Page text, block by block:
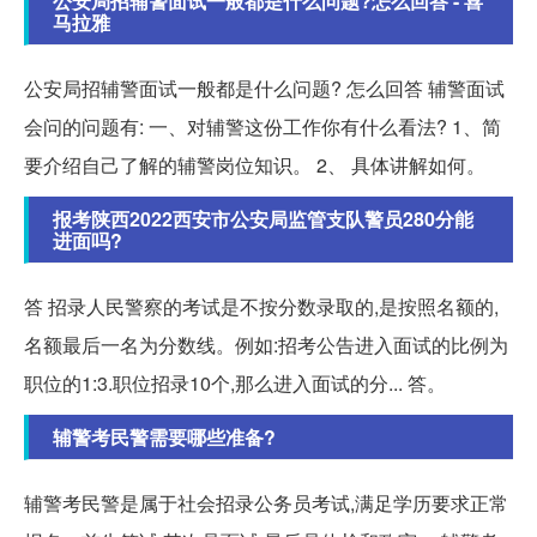
马拉雅
公安局招辅警面试一般都是什么问题? 怎么回答 辅警面试
会问的问题有: 一、对辅警这份工作你有什么看法? 1、简
要介绍自己了解的辅警岗位知识。 2、 具体讲解如何。
报考陕西2022西安市公安局监管支队警员280分能
进面吗?
答 招录人民警察的考试是不按分数录取的,是按照名额的,
名额最后一名为分数线。例如:招考公告进入面试的比例为
职位的1:3.职位招录10个,那么进入面试的分... 答。
辅警考民警需要哪些准备?
辅警考民警是属于社会招录公务员考试,满足学历要求正常